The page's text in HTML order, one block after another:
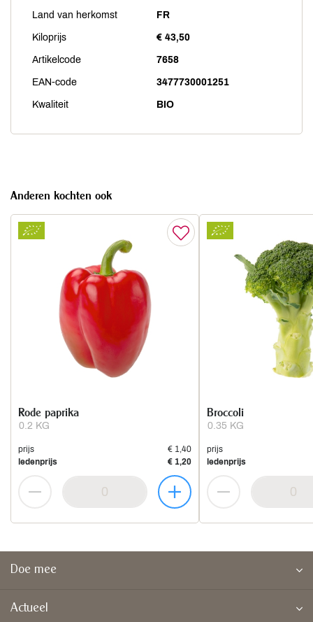
Land van herkomst FR
Kiloprijs € 43,50
Artikelcode 7658
EAN-code 3477730001251
Kwaliteit BIO
Anderen kochten ook
0.2 KG
Rode paprika
prijs
€ 1,40
ledenprijs
€ 1,20
0.35 KG
Broccoli
prijs
ledenprijs
Doe mee
Actueel